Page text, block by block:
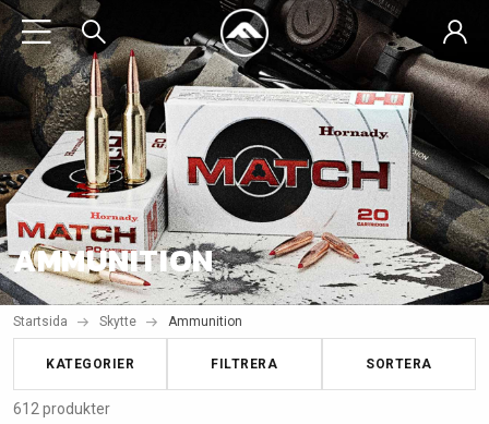
AMMUNITION
Startsida Skytte Ammunition
KATEGORIER FILTRERA SORTERA
612 produkter